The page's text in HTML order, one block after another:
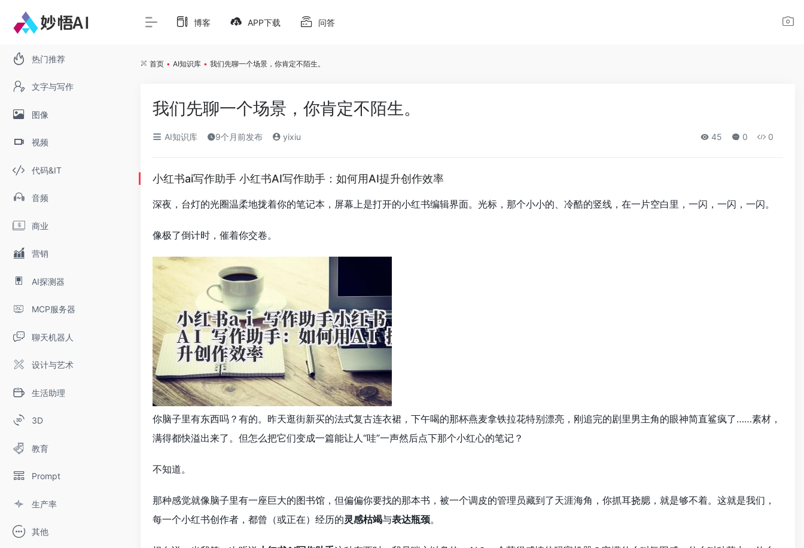
热门推荐
文字与写作
图像
视频
代码&IT
音频
商业
营销
AI探测器
MCP服务器
聊天机器人
设计与艺术
生活助理
3D
教育
Prompt
生产率
其他
博客 APP下载 问答
首页 • AI知识库 • 我们先聊一个场景，你肯定不陌生。
我们先聊一个场景，你肯定不陌生。
AI知识库 9个月前发布 yixiu 45 0 0
小红书ai写作助手 小红书AI写作助手：如何用AI提升创作效率
深夜，台灯的光圈温柔地拢着你的笔记本，屏幕上是打开的小红书编辑界面。光标，那个小小的、冷酷的竖线，在一片空白里，一闪，一闪，一闪。
像极了倒计时，催着你交卷。
你脑子里有东西吗？有的。昨天逛街新买的法式复古连衣裙，下午喝的那杯燕麦拿铁拉花特别漂亮，刚追完的剧里男主角的眼神简直鲨疯了……素材，
满得都快溢出来了。但怎么把它们变成一篇能让人“哇”一声然后点下那个小红心的笔记？
不知道。
那种感觉就像脑子里有一座巨大的图书馆，但偏偏你要找的那本书，被一个调皮的管理员藏到了天涯海角，你抓耳挠腮，就是够不着。这就是我们，
每一个小红书创作者，都曾（或正在）经历的灵感枯竭与表达瓶颈。